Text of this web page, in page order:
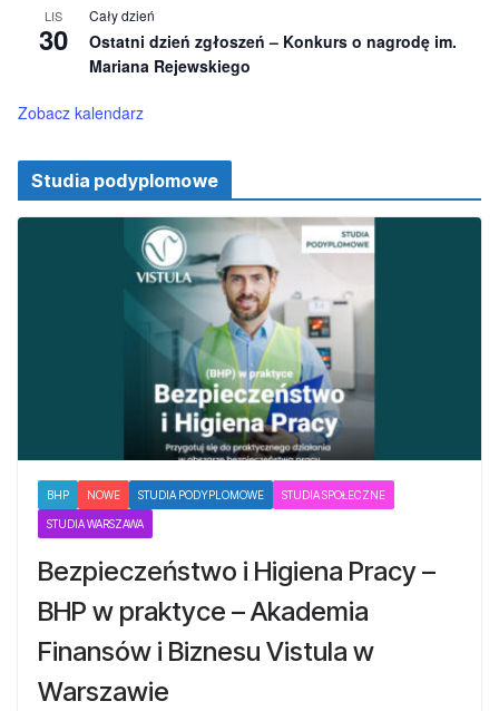
o
n
e
LIS
30
Cały dzień
Ostatni dzień zgłoszeń – Konkurs o nagrodę im.
Mariana Rejewskiego
Zobacz kalendarz
Studia podyplomowe
BHP NOWE STUDIA PODYPLOMOWE STUDIA SPOŁECZNE
STUDIA WARSZAWA
Bezpieczeństwo i Higiena Pracy –
BHP w praktyce – Akademia
Finansów i Biznesu Vistula w
Warszawie